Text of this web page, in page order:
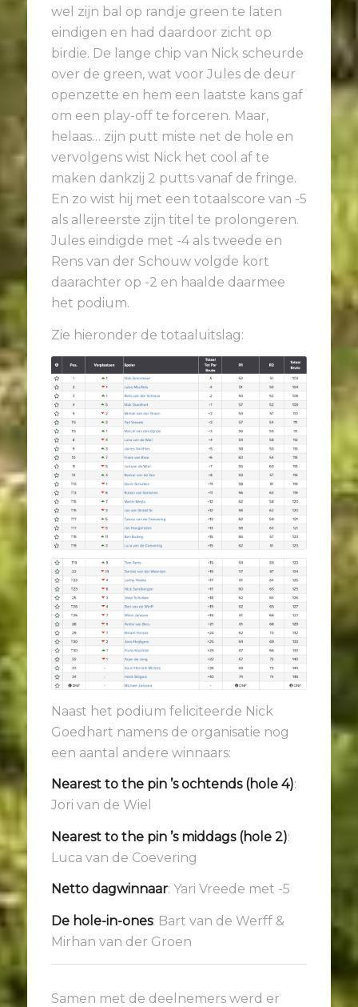
wel zijn bal op randje green te laten
eindigen en had daardoor zicht op
birdie. De lange chip van Nick scheurde
over de green, wat voor Jules de deur
openzette en hem een laatste kans gaf
om een play-off te forceren. Maar,
helaas… zijn putt miste net de hole en
vervolgens wist Nick het cool af te
maken dankzij 2 putts vanaf de fringe.
En zo wist hij met een totaalscore van -5
als allereerste zijn titel te prolongeren.
Jules eindigde met -4 als tweede en
Rens van der Schouw volgde kort
daarachter op -2 en haalde daarmee
het podium.
Zie hieronder de totaaluitslag:
Naast het podium feliciteerde Nick
Goedhart namens de organisatie nog
een aantal andere winnaars:
Nearest to the pin ’s ochtends (hole 4):
Jori van de Wiel
Nearest to the pin ’s middags (hole 2):
Luca van de Coevering
Netto dagwinnaar: Yari Vreede met -5
De hole-in-ones: Bart van de Werff &
Mirhan van der Groen
Samen met de deelnemers werd er